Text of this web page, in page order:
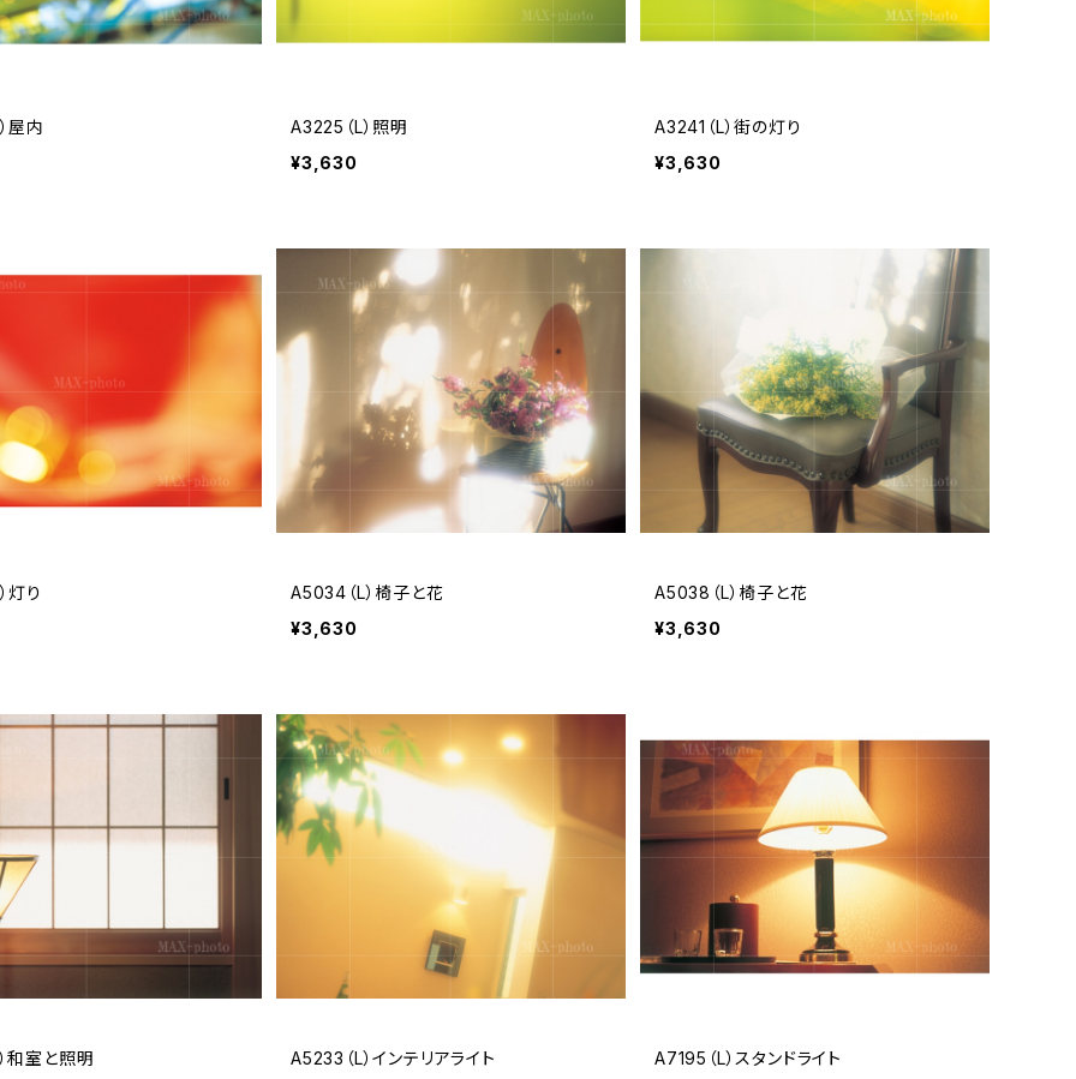
屋内
A3225（L）照明
¥3,630
A3241（L）街の灯り
¥3,630
灯り
A5034（L）椅子と花
¥3,630
A5038（L）椅子と花
¥3,630
和室と照明
A5233（L）インテリアライト
A7195（L）スタンドライト